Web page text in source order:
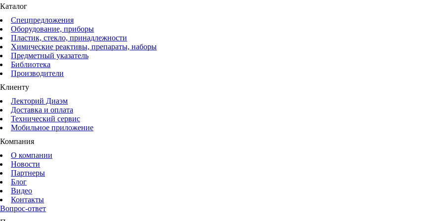
Каталог
Спецпредложения
Оборудование, приборы
Пластик, стекло, принадлежности
Химические реактивы, препараты, наборы
Предметный указатель
Библиотека
Производители
Клиенту
Лекторий Диаэм
Доставка и оплата
Технический сервис
Мобильное приложение
Компания
О компании
Новости
Партнеры
Блог
Видео
Контакты
Вопрос-ответ